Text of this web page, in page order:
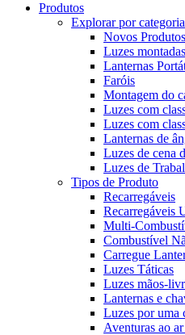
Produtos
Explorar por categoria
Novos Produtos
Luzes
Lanternas
Faróis
Montagem do
Luzes com
Luzes com
Lanternas de
Luzes de cena
Luzes de
Tipos de Produto
Recarregáveis
Recarregáveis
Multi-
Combustível
Carregue
Luzes Táticas
Luzes mãos-
Lanternas e
Luzes por uma
Aventuras ao